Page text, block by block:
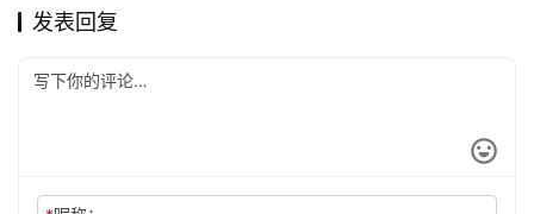
发表回复